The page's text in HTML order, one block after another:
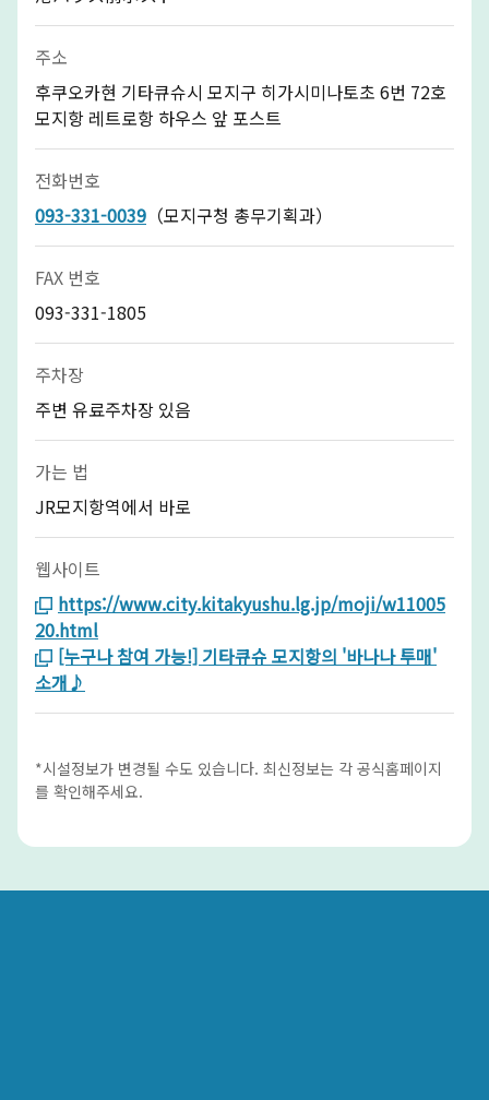
주소
후쿠오카현 기타큐슈시 모지구 히가시미나토초 6번 72호
모지항 레트로항 하우스 앞 포스트
전화번호
093-331-0039 （모지구청 총무기획과）
FAX 번호
093-331-1805
주차장
주변 유료주차장 있음
가는 법
JR모지항역에서 바로
웹사이트
https://www.city.kitakyushu.lg.jp/moji/w11005
20.html
[누구나 참여 가능!] 기타큐슈 모지항의 '바나나 투매'
소개♪
*시설정보가 변경될 수도 있습니다. 최신정보는 각 공식홈페이지
를 확인해주세요.